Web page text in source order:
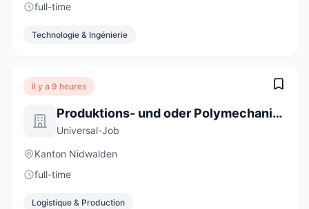
full-time
Technologie & Ingénierie
il y a 9 heures
Produktions- und oder Polymechaniker 100% (m/w/d)
Universal-Job
Kanton Nidwalden
full-time
Logistique & Production